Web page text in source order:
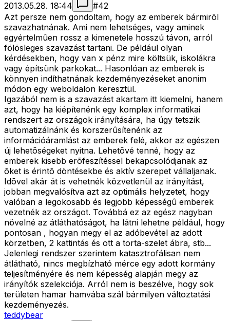
2013.05.28. 18:44 #42
Azt persze nem gondoltam, hogy az emberek bármirõl
szavazhatnának. Ami nem lehetséges, vagy aminek
egyértelmûen rossz a kimenetele hosszú távon, arról
fölösleges szavazást tartani. De például olyan
kérdésekben, hogy van x pénz mire költsük, iskolákra
vagy építsünk parkokat... Hasonlóan az emberek is
könnyen indíthatnának kezdeményezéseket anonim
módon egy weboldalon keresztül.
Igazából nem is a szavazást akartam itt kiemelni, hanem
azt, hogy ha kiépítenénk egy komplex informatikai
rendszert az országok irányítására, ha úgy tetszik
automatizálnánk és korszerûsítenénk az
információáramlást az emberek felé, akkor az egészen
új lehetõségeket nyitna. Lehetõvé tenné, hogy az
emberek kisebb erõfeszítéssel bekapcsolódjanak az
õket is érintõ döntésekbe és aktív szerepet vállaljanak.
Idõvel akár át is vehetnék közvetlenül az irányítást,
jobban megvalósítva azt az optimális helyzetet, hogy
valóban a legokosabb és legjobb képességû emberek
vezetnék az országot. Továbbá ez az egész nagyban
növelné az átláthatóságot, ha látni lehetne például, hogy
pontosan , hogyan megy el az adóbevétel az adott
körzetben, 2 kattintás és ott a torta-szelet ábra, stb...
Jelenlegi rendszer szerintem katasztrofálisan nem
átlátható, nincs megbízható mérce egy adott kormány
teljesítményére és nem képesség alapján megy az
irányítók szelekciója. Arról nem is beszélve, hogy sok
területen hamar hamvába szál bármilyen változtatási
kezdeményezés.
teddybear